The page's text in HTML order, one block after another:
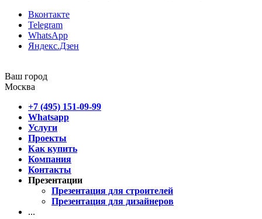
Вконтакте
Telegram
WhatsApp
Яндекс.Дзен
Ваш город
Москва
+7 (495) 151-09-99
Whatsapp
Услуги
Проекты
Как купить
Компания
Контакты
Презентации
Презентация для строителей
Презентация для дизайнеров
...